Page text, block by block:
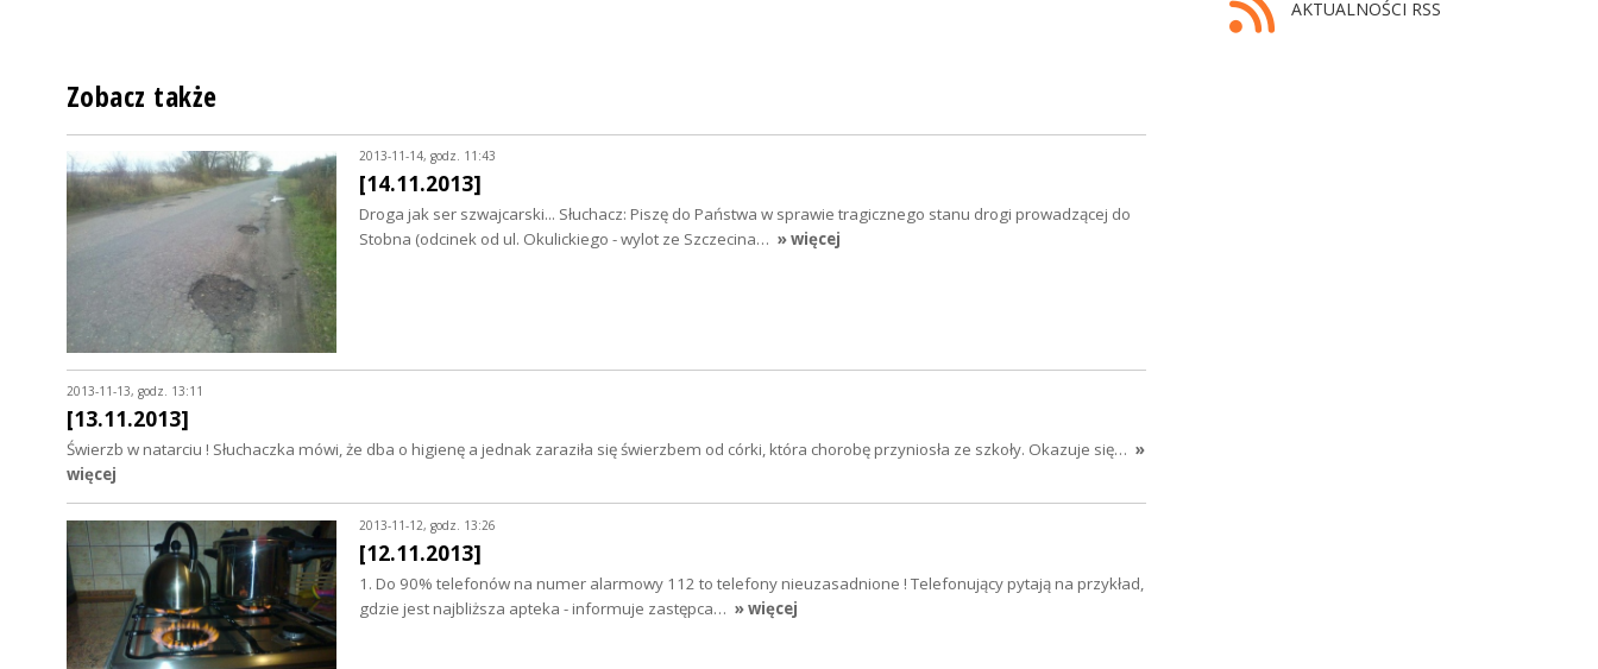
AKTUALNOŚCI RSS
Zobacz także
2013-11-14, godz. 11:43
[14.11.2013]
Droga jak ser szwajcarski... Słuchacz: Piszę do Państwa w sprawie tragicznego stanu drogi prowadzącej do
Stobna (odcinek od ul. Okulickiego - wylot ze Szczecina… » więcej
2013-11-13, godz. 13:11
[13.11.2013]
Świerzb w natarciu ! Słuchaczka mówi, że dba o higienę a jednak zaraziła się świerzbem od córki, która chorobę przyniosła ze szkoły. Okazuje się… »
więcej
2013-11-12, godz. 13:26
[12.11.2013]
1. Do 90% telefonów na numer alarmowy 112 to telefony nieuzasadnione ! Telefonujący pytają na przykład,
gdzie jest najbliższa apteka - informuje zastępca… » więcej